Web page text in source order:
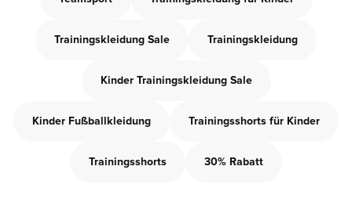
Trainingskleidung Sale Trainingskleidung
Kinder Trainingskleidung Sale
Kinder Fußballkleidung Trainingsshorts für Kinder
Trainingsshorts 30% Rabatt